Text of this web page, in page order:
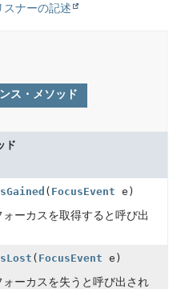
ナーの記述
ス・メソッド
ド
( FocusEvent e)
ーカスを取得すると呼び出
( FocusEvent e)
ーカスを失うと呼び出され